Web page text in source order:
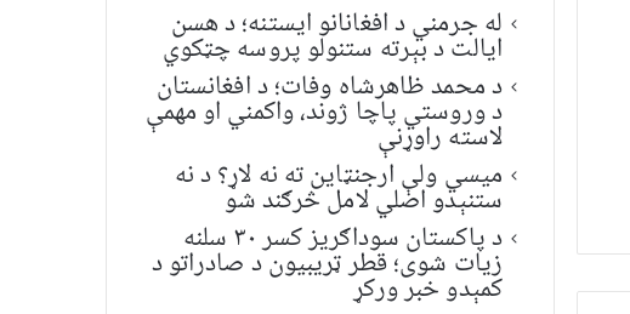
له جرمني د افغانانو ایستنه؛ د هسن
ایالت د بېرته ستنولو پروسه چټکوي
د محمد ظاهرشاه وفات؛ د افغانستان
د وروستي پاچا ژوند، واکمني او مهمې
لاسته راوړنې
میسي ولې ارجنټاین ته نه لاړ؟ د نه
ستنېدو اصلي لامل څرګند شو
د پاکستان سوداګریز کسر ۳۰ سلنه
زیات شوی؛ قطر ټریبیون د صادراتو د
کمېدو خبر ورکړ